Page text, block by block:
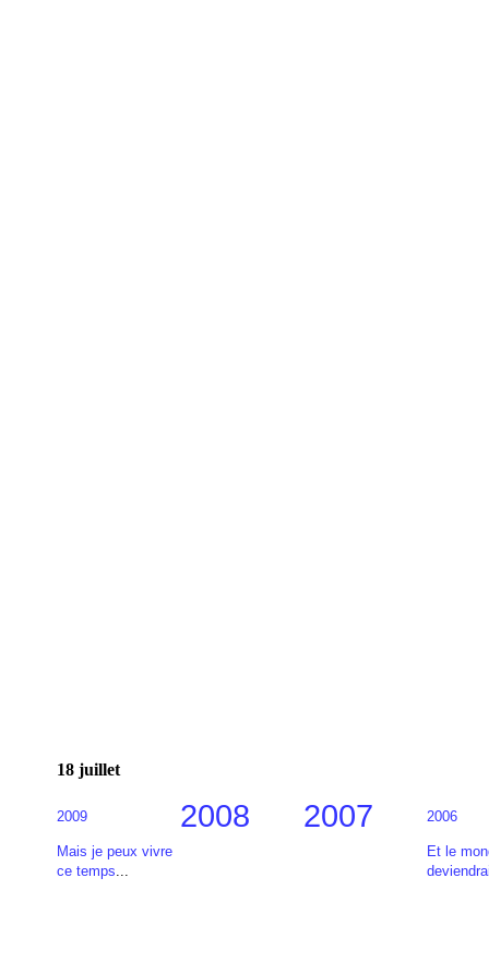
18 juillet
2009 2008 2007 2006
Mais je peux vivre
ce temps...
Et le